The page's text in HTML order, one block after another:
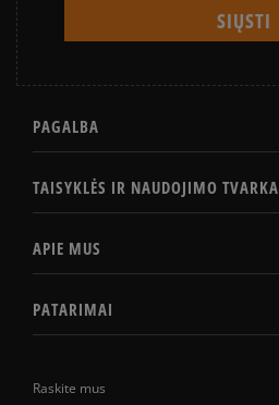
Raskite mus
PAGALBA
TAISYKLĖS IR NAUDOJIMO TVARKA
APIE MUS
PATARIMAI